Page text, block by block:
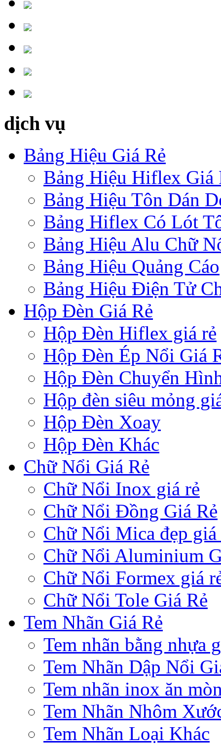
dịch vụ
Bảng Hiệu Giá Rẻ
Bảng Hiệu Hiflex Giá
Bảng Hiệu Tôn Dán
Bảng Hiflex Có Lót
Bảng Hiệu Alu Chữ
Bảng Hiệu Quảng Cáo
Bảng Hiệu Điện Tử
Hộp Đèn Giá Rẻ
Hộp Đèn Hiflex giá rẻ
Hộp Đèn Ép Nổi Giá
Hộp Đèn Chuyển
Hộp đèn siêu mỏng
Hộp Đèn Xoay
Hộp Đèn Khác
Chữ Nổi Giá Rẻ
Chữ Nổi Inox giá rẻ
Chữ Nổi Đồng Giá Rẻ
Chữ Nổi Mica đẹp giá
Chữ Nổi Aluminium
Chữ Nổi Formex giá
Chữ Nổi Tole Giá Rẻ
Tem Nhãn Giá Rẻ
Tem nhãn bằng nhựa
Tem Nhãn Dập Nổi
Tem nhãn inox ăn
Tem Nhãn Nhôm
Tem Nhãn Loại Khác